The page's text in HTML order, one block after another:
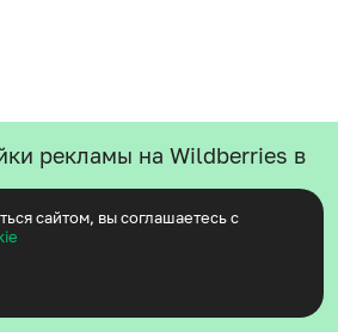
спрос, и оба
ниши сложно:
рекламы на Wildberries в
что проверить перед запуском
бюджет с первых дней
сайтом, вы соглашаетесь с